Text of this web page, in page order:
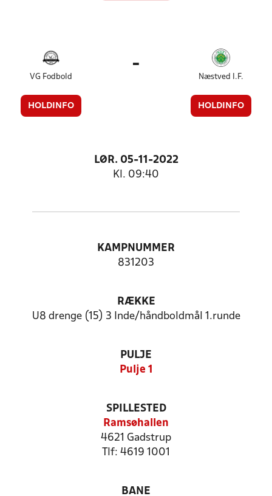
VG Fodbold
HOLDINFO
-
Næstved I.F.
HOLDINFO
LØR. 05-11-2022
Kl. 09:40
KAMPNUMMER
831203
RÆKKE
U8 drenge (15) 3 Inde/håndboldmål 1.runde
PULJE
Pulje 1
SPILLESTED
Ramsøhallen
4621 Gadstrup
Tlf: 4619 1001
BANE